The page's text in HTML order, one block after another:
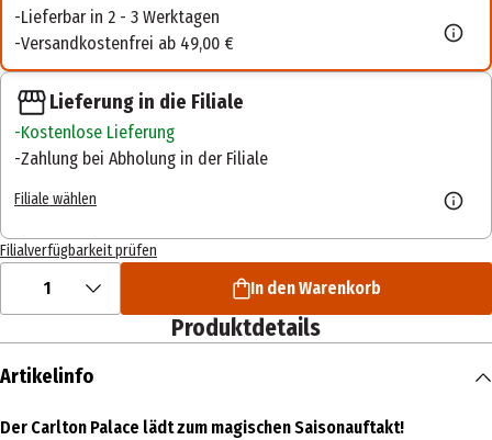
Lieferbar in 2 - 3 Werktagen
Versandkostenfrei ab 49,00 €
Lieferung in die Filiale
Kostenlose Lieferung
Zahlung bei Abholung in der Filiale
Filiale wählen
Filialverfügbarkeit prüfen
1 In den Warenkorb
Produktdetails
Artikelinfo
Der Carlton Palace lädt zum magischen Saisonauftakt!